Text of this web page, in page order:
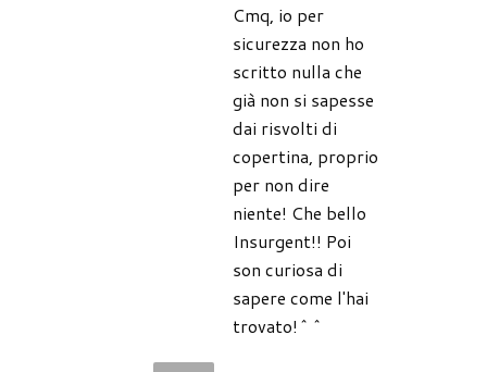
Cmq, io per
sicurezza non ho
scritto nulla che
già non si sapesse
dai risvolti di
copertina, proprio
per non dire
niente! Che bello
Insurgent!! Poi
son curiosa di
sapere come l'hai
trovato!^^